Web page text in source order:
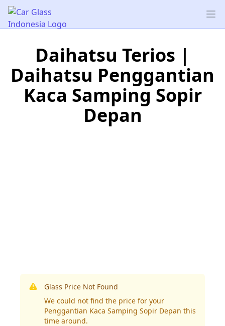
Car Glass Indonesia
Daihatsu Terios |
Daihatsu Penggantian
Kaca Samping Sopir
Depan
Glass Price Not Found
We could not find the price for your
Penggantian Kaca Samping Sopir Depan this
time around.